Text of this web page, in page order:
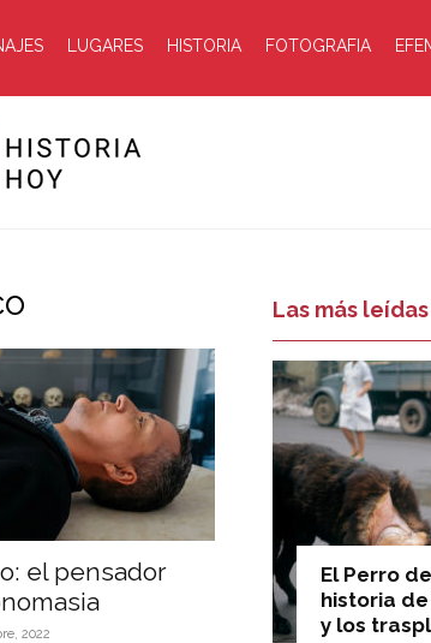
LUGARES HISTORIA FOTOGRAFIA
Historia
el pensador
2022
Las más leídas
El Perro
historia
y los